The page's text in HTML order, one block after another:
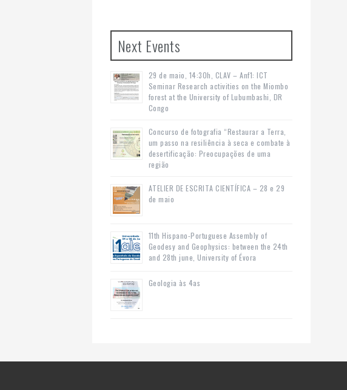
Next Events
29 de maio, 14:30h, CLAV – Anf1: ICT
Seminar Research activities on the Miombo
forest at the University of Lubumbashi, DR
Congo
Concurso de fotografia “Restaurar a Terra,
um passo na resiliência à seca e combate à
desertificação: Preocupações de uma
região
ATELIER DE ESCRITA CIENTÍFICA – 28 e 29
de maio
11th Hispano-Portuguese Assembly of
Geodesy and Geophysics: between the 24th
and 28th june, University of Évora
Geologia às 4as